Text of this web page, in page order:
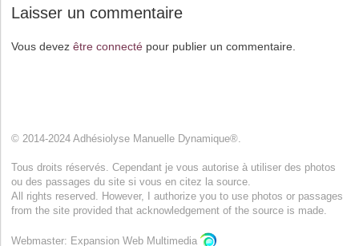
Laisser un commentaire
Vous devez être connecté pour publier un commentaire.
© 2014-2024 Adhésiolyse Manuelle Dynamique®.
Tous droits réservés. Cependant je vous autorise à utiliser des photos
ou des passages du site si vous en citez la source.
All rights reserved. However, I authorize you to use photos or passages
from the site provided that acknowledgement of the source is made.
Webmaster: Expansion Web Multimedia